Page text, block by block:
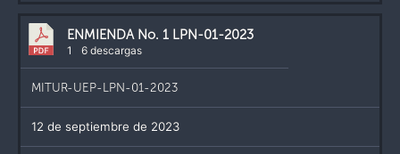
ENMIENDA No. 1 LPN-01-2023
1 6 descargas
MITUR-UEP-LPN-01-2023
12 de septiembre de 2023